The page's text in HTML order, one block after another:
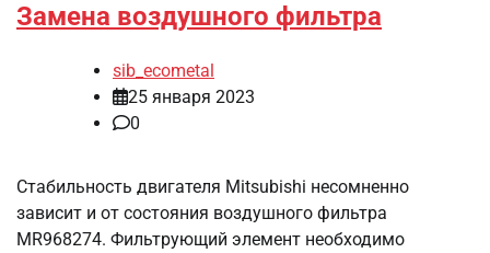
Замена воздушного фильтра
sib_ecometal
25 января 2023
0
Стабильность двигателя Mitsubishi несомненно
зависит и от состояния воздушного фильтра
MR968274. Фильтрующий элемент необходимо